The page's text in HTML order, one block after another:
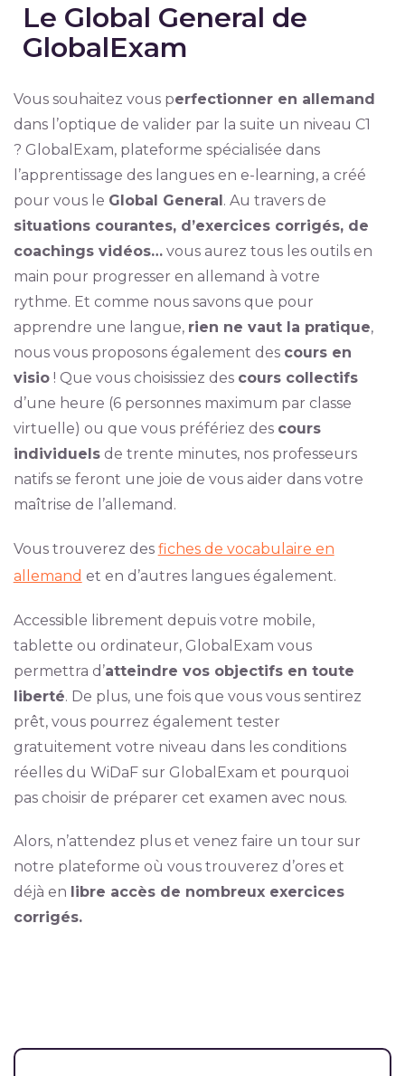
Le Global General de
GlobalExam
Vous souhaitez vous perfectionner en allemand
dans l’optique de valider par la suite un niveau C1
? GlobalExam, plateforme spécialisée dans
l’apprentissage des langues en e-learning, a créé
pour vous le Global General. Au travers de
situations courantes, d’exercices corrigés, de
coachings vidéos…vous aurez tous les outils en
main pour progresser en allemand à votre
rythme. Et comme nous savons que pour
apprendre une langue, rien ne vaut la pratique,
nous vous proposons également des cours en
visio! Que vous choisissiez des cours collectifs
d’une heure (6 personnes maximum par classe
virtuelle) ou que vous préfériez des cours
individuelsde trente minutes, nos professeurs
natifs se feront une joie de vous aider dans votre
maîtrise de l’allemand.
Vous trouverez des fiches de vocabulaire en
allemand et en d’autres langues également.
Accessible librement depuis votre mobile,
tablette ou ordinateur, GlobalExam vous
permettra d’atteindre vos objectifs en toute
liberté. De plus, une fois que vous vous sentirez
prêt, vous pourrez également tester
gratuitement votre niveau dans les conditions
réelles du WiDaF sur GlobalExam et pourquoi
pas choisir de préparer cet examen avec nous.
Alors, n’attendez plus et venez faire un tour sur
notre plateforme où vous trouverez d’ores et
déjà en libre accès de nombreux exercices
corrigés.